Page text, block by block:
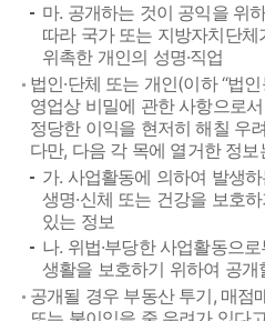
마. 공개하는 것이 공익을 위
따라 국가 또는 지방자치단
위촉한 개인의 성명·직업
법인·단체 또는 개인(이하 “법
영업상 비밀에 관한 사항으로
정당한 이익을 현저히 해칠 우
다만, 다음 각 목에 열거한 정보
가. 사업활동에 의하여 발생
생명·신체 또는 건강을 보호
있는 정보
나. 위법·부당한 사업활동으
생활을 보호하기 위하여 공
공개될 경우 부동산 투기, 매점